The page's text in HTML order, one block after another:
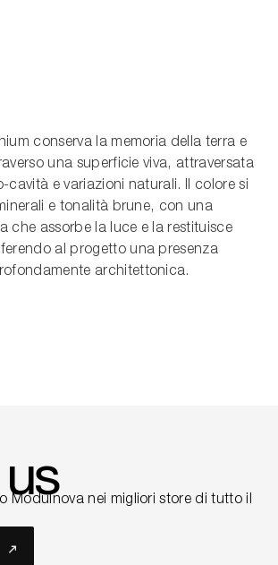
conserva la memoria della terra e
una superficie viva, attraversata
cavità e variazioni naturali. Il colore si
e tonalità brune, con una
che assorbe la luce e la restituisce
al progetto una presenza
architettonica.
Modulnova nei migliori store di tutto il